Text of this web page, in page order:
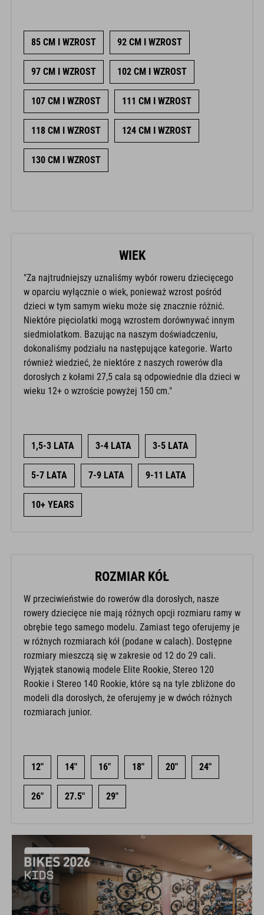
85 CM I WZROST 92 CM I WZROST
97 CM I WZROST 102 CM I WZROST
107 CM I WZROST 111 CM I WZROST
118 CM I WZROST 124 CM I WZROST
130 CM I WZROST
WIEK
"Za najtrudniejszy uznaliśmy wybór roweru dziecięcego
w oparciu wyłącznie o wiek, ponieważ wzrost pośród
dzieci w tym samym wieku może się znacznie różnić.
Niektóre pięciolatki mogą wzrostem dorównywać innym
siedmiolatkom. Bazując na naszym doświadczeniu,
dokonaliśmy podziału na następujące kategorie. Warto
również wiedzieć, że niektóre z naszych rowerów dla
dorosłych z kołami 27,5 cala są odpowiednie dla dzieci w
wieku 12+ o wzroście powyżej 150 cm."
1,5-3 LATA 3-4 LATA 3-5 LATA
5-7 LATA 7-9 LATA 9-11 LATA
10+ YEARS
ROZMIAR KÓŁ
W przeciwieństwie do rowerów dla dorosłych, nasze
rowery dziecięce nie mają różnych opcji rozmiaru ramy w
obrębie tego samego modelu. Zamiast tego oferujemy je
w różnych rozmiarach kół (podane w calach). Dostępne
rozmiary mieszczą się w zakresie od 12 do 29 cali.
Wyjątek stanowią modele Elite Rookie, Stereo 120
Rookie i Stereo 140 Rookie, które są na tyle zbliżone do
modeli dla dorosłych, że oferujemy je w dwóch różnych
rozmiarach junior.
12" 14" 16" 18" 20" 24"
26" 27.5" 29"